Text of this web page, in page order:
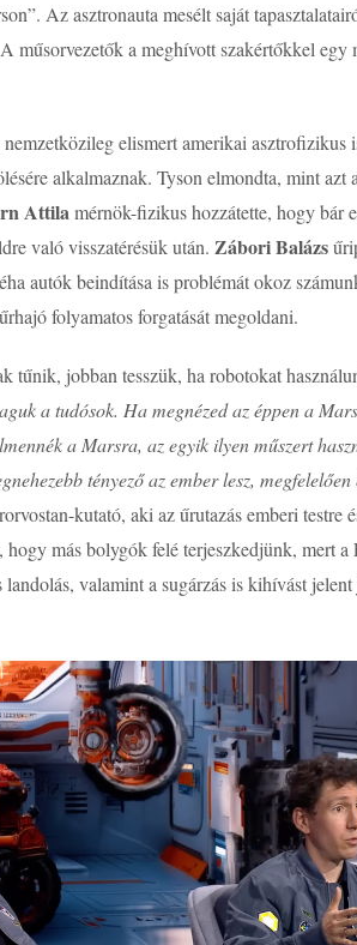
Az asztronauta mesélt saját
műsorvezetők a meghívott szakértőkkel
nemzetközileg elismert amerikai asztrofizikus
alkalmaznak. Tyson elmondta, mint
Attilamérnök-fizikus hozzátette, hogy bár
való visszatérésük után. Zábori Balázs
autók beindítása is problémát okoz
folyamatos forgatását megoldani.
tűnik, jobban tesszük, ha robotokat
a tudósok. Ha megnézed az éppen a
a Marsra, az egyik ilyen műszert
tényező az ember lesz,
kutató, aki az űrutazás emberi
más bolygók felé terjeszkedjünk, mert
landolás, valamint a sugárzás is kihívást